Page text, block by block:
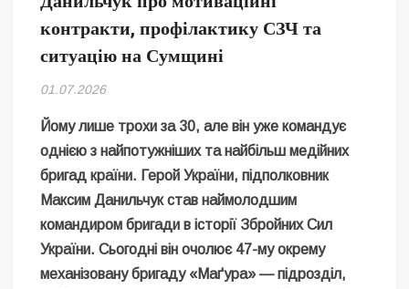
Безугла закликає валити Сирського
Світові бренди одягу та взуття: розвиток ринку та вплив на
сучасну моду
Командувач ВМС Неїжпапа закликав не дестабілізувати ситуацію
навколо керівництва армії
контракти, профілактику СЗЧ та
ситуацію на Сумщині
01.07.2026
Йому лише трохи за 30, але він уже командує
однією з найпотужніших та найбільш медійних
бригад країни. Герой України, підполковник
Максим Данильчук став наймолодшим
командиром бригади в історії Збройних Сил
України. Сьогодні він очолює 47-му окрему
механізовану бригаду «Маґура» — підрозділ,